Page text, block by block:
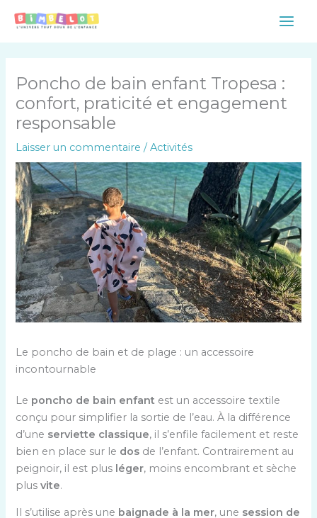
Main
Poncho de bain enfant Tropesa :
confort, praticité et engagement
responsable
Laisser un commentaire /Activités
Le poncho de bain et de plage : un accessoire
incontournable
Le poncho de bain enfant est un accessoire textile
conçu pour simplifier la sortie de l’eau. À la différence
d’une serviette classique, il s’enfile facilement et reste
bien en place sur le dos de l’enfant. Contrairement au
peignoir, il est plus léger, moins encombrant et sèche
plusvite.
Il s’utilise après une baignade à la mer, une session de